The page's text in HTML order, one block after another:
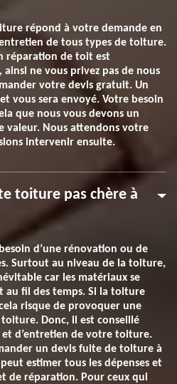
répond à votre demande en
de tous types de toiture.
réparation de toit est
ne vous privez pas de nous
votre devis gratuit. Un
vous sera envoyé. Votre besoin
que nous vous devons un
valeur. Nous attendons votre
intervenir ensuite.
toiture pas chère à
d’une rénovation ou de
Surtout au niveau de la toiture,
car les matériaux se
au fil des temps. Si la toiture
risque de provoquer une
Donc, il est conseillé
et d’entretien de votre toiture.
un devis fuite de toiture à
estimer tous les dépenses et
de réparation. Pour ceux qui